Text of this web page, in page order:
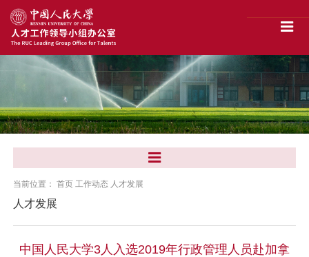
当前位置：首页 工作动态 人才发展
人才发展
中国人民大学3人入选2019年行政管理人员赴加拿